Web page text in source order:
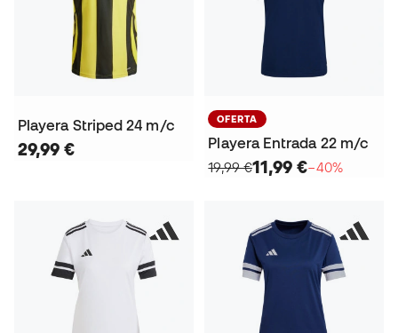
Playera Striped 24 m/c
29,99 €
OFERTA
Playera Entrada 22 m/c
19,99 €11,99 €−40%